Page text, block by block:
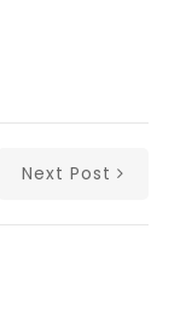
Next Post